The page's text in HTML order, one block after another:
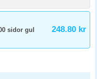
sidor gul 248.80 kr